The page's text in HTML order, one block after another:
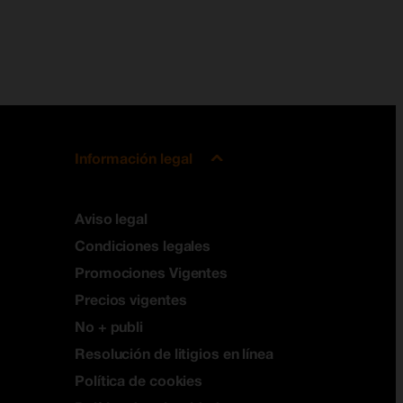
Información legal
Aviso legal
Condiciones legales
Promociones Vigentes
Precios vigentes
No + publi
Resolución de litigios en línea
Política de cookies